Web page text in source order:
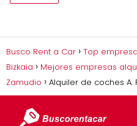
Busco Rent a Car
Top
Bizkaia
Mejores empresas
Zamudio
Alquiler de coches A.